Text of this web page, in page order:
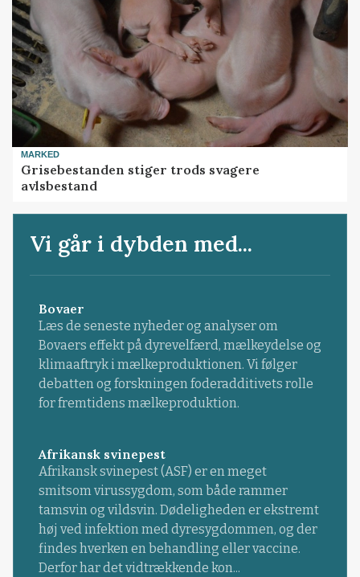
MARKED
Grisebestanden stiger trods svagere
avlsbestand
Vi går i dybden med...
Bovaer
Læs de seneste nyheder og analyser om
Bovaers effekt på dyrevelfærd, mælkeydelse og
klimaaftryk i mælkeproduktionen. Vi følger
debatten og forskningen foderadditivets rolle
for fremtidens mælkeproduktion.
Afrikansk svinepest
Afrikansk svinepest (ASF) er en meget
smitsom virussygdom, som både rammer
tamsvin og vildsvin. Dødeligheden er ekstremt
høj ved infektion med dyresygdommen, og der
findes hverken en behandling eller vaccine.
Derfor har det vidtrækkende kon...